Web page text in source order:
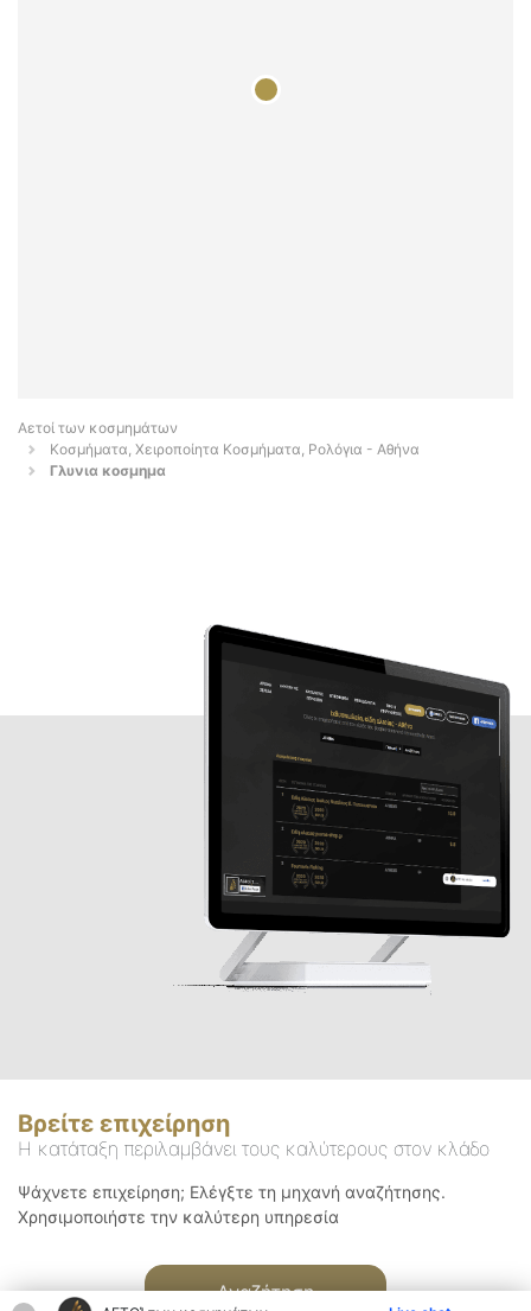
Αετοί των κοσμημάτων
Κοσμήματα, Χειροποίητα Κοσμήματα, Ρολόγια - Αθήνα
Γλυνια κοσμημα
Βρείτε επιχείρηση
Η κατάταξη περιλαμβάνει τους καλύτερους στον κλάδο
Ψάχνετε επιχείρηση; Ελέγξτε τη μηχανή αναζήτησης.
Χρησιμοποιήστε την καλύτερη υπηρεσία
Αναζήτηση